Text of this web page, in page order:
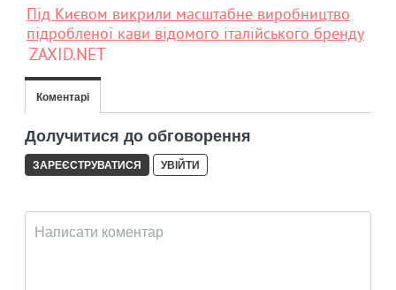
Під Києвом викрили масштабне виробництво
підробленої кави відомого італійського бренду
ZAXID.NET